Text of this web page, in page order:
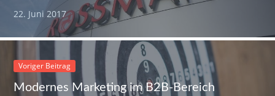
22. Juni 2017
Voriger Beitrag
Modernes Marketing im B2B-Bereich